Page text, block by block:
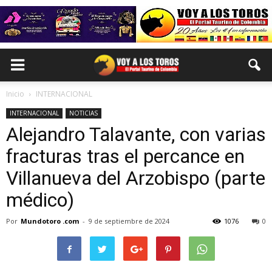
Inicio INTERNACIONAL
INTERNACIONAL NOTICIAS
Alejandro Talavante, con varias
fracturas tras el percance en
Villanueva del Arzobispo (parte
médico)
Por Mundotoro .com - 9 de septiembre de 2024 0
1076